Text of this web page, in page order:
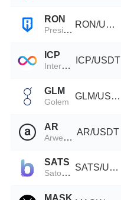
RON
President Ron DeSantis
RON/USDT
ICP
Internet Computer
ICP/USDT
GLM
Golem
GLM/USDT
AR
Arweave
AR/USDT
SATS
Satoshis Vision
SATS/USDT